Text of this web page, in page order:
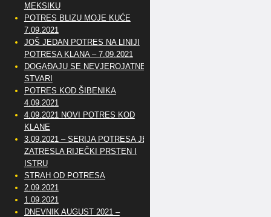
MEKSIKU
POTRES BLIZU MOJE KUĆE
7.09.2021
JOŠ JEDAN POTRES NA LINIJI
POTRESA KLANA – 7.09.2021
DOGAĐAJU SE NEVJEROJATNE
STVARI
POTRES KOD ŠIBENIKA
4.09.2021
4.09.2021 NOVI POTRES KOD
KLANE
3.09.2021 – SERIJA POTRESA JE
ZATRESLA RIJEČKI PRSTEN I
ISTRU
STRAH OD POTRESA
2.09.2021
1.09.2021
DNEVNIK AUGUST 2021 –